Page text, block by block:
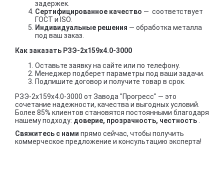
задержек.
Сертифицированное качество — соответствует
ГОСТ и ISO.
Индивидуальные решения — обработка металла
под ваш заказ.
Как заказать РЗЭ-2x159x4.0-3000
Оставьте заявку на сайте или по телефону.
Менеджер подберет параметры под ваши задачи.
Подпишите договор и получите товар в срок.
РЗЭ-2x159x4.0-3000 от Завода "Прогресс" — это
сочетание надежности, качества и выгодных условий.
Более 85% клиентов становятся постоянными благодаря
нашему подходу: доверие, прозрачность, честность
Свяжитесь с нами прямо сейчас, чтобы получить
коммерческое предложение и консультацию эксперта!